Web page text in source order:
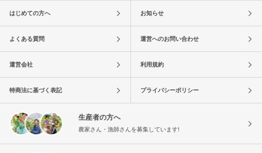
はじめての方へ お知らせ
よくある質問 運営へのお問い合わせ
運営会社 利用規約
特商法に基づく表記 プライバシーポリシー
生産者の方へ
農家さん・漁師さんを募集しています!